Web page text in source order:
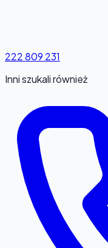
222 809 231
Inni szukali również